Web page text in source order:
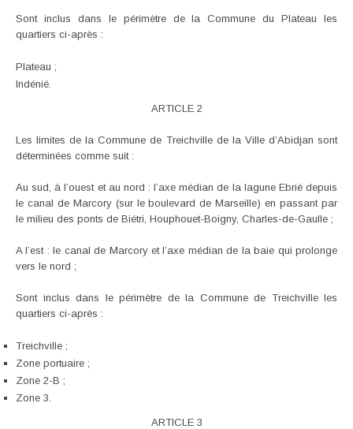
Sont inclus dans le périmètre de la Commune du Plateau les
quartiers ci-après :
Plateau ;
Indénié.
ARTICLE 2
Les limites de la Commune de Treichville de la Ville d’Abidjan sont
déterminées comme suit :
Au sud, à l’ouest et au nord : l’axe médian de la lagune Ebrié depuis
le canal de Marcory (sur le boulevard de Marseille) en passant par
le milieu des ponts de Biétri, Houphouet-Boigny, Charles-de-Gaulle ;
A l’est : le canal de Marcory et l’axe médian de la baie qui prolonge
vers le nord ;
Sont inclus dans le périmètre de la Commune de Treichville les
quartiers ci-après :
Treichville ;
Zone portuaire ;
Zone 2-B ;
Zone 3.
ARTICLE 3